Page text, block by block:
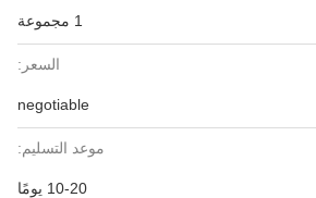
السعر:
negotiable
موعد التسليم:
10-20 يومًا